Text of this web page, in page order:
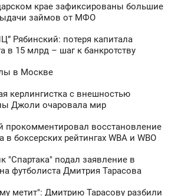
крае зафиксированы большие
займов от МФО
Рябинский: потеря капитала
в 15 млрд – шаг к банкротству
в Москве
керлингистка с внешностью
Джоли очаровала мир
прокомментировал восстановление
в боксерских рейтингах WBA и WBO
"Спартака" подал заявление в
футболиста Дмитрия Тарасова
метит": Дмитрию Тарасову разбили